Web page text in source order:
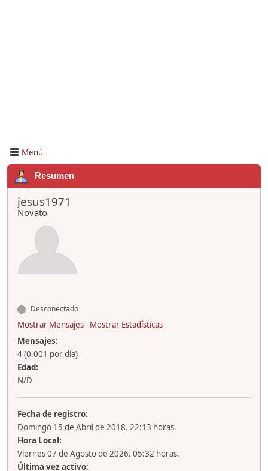
Menú
Resumen
jesus1971
Novato
Desconectado
Mostrar Mensajes
Mostrar Estadísticas
Mensajes:
4 (0.001 por día)
Edad:
N/D
Fecha de registro:
Domingo 15 de Abril de 2018. 22:13 horas.
Hora Local:
Viernes 07 de Agosto de 2026. 05:32 horas.
Última vez activo: